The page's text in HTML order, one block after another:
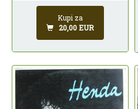
Kupi za
20,00 EUR